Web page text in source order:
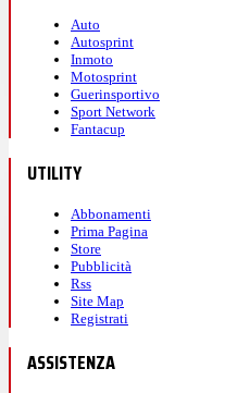
Auto
Autosprint
Inmoto
Motosprint
Guerinsportivo
Sport Network
Fantacup
UTILITY
Abbonamenti
Prima Pagina
Store
Pubblicità
Rss
Site Map
Registrati
ASSISTENZA